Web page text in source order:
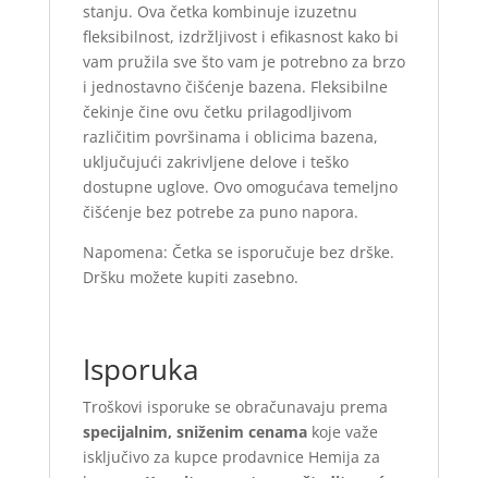
stanju. Ova četka kombinuje izuzetnu
fleksibilnost, izdržljivost i efikasnost kako bi
vam pružila sve što vam je potrebno za brzo
i jednostavno čišćenje bazena. Fleksibilne
čekinje čine ovu četku prilagodljivom
različitim površinama i oblicima bazena,
uključujući zakrivljene delove i teško
dostupne uglove. Ovo omogućava temeljno
čišćenje bez potrebe za puno napora.
Napomena: Četka se isporučuje bez drške.
Dršku možete kupiti zasebno.
Isporuka
Troškovi isporuke se obračunavaju prema
specijalnim, sniženim cenamakoje važe
isključivo za kupce prodavnice Hemija za